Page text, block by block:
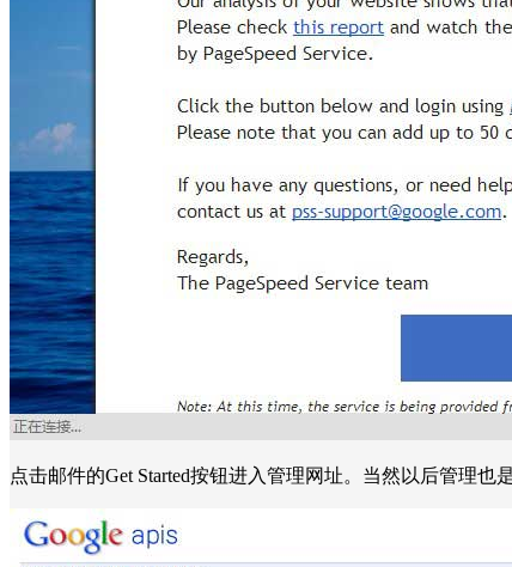
点击邮件的Get Started按钮进入管理网址。当然以后管理也